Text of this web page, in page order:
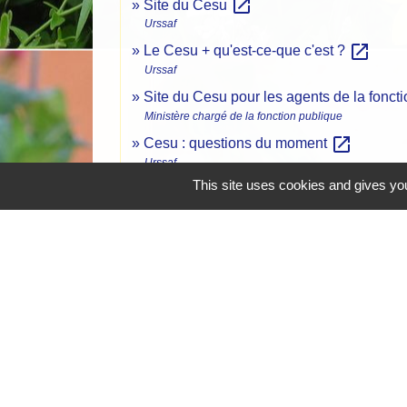
Site du Cesu open_in_new
Urssaf
Le Cesu + qu'est-ce-que c'est ? open_in_new
Urssaf
Site du Cesu pour les agents de la
Ministère chargé de la fonction publique
Cesu : questions du moment open_in_new
Urssaf
Contrat de travail d'un salarié déclaré
Urssaf
This site uses cookies and gives